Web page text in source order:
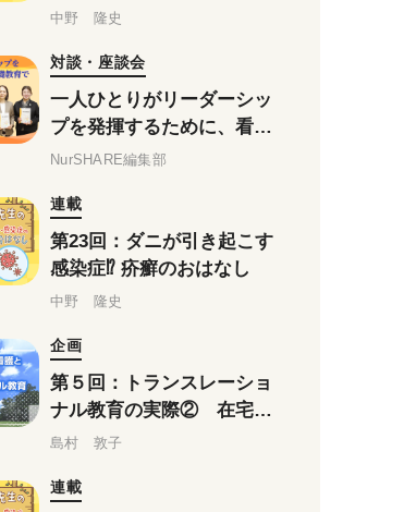
おはなし
中野 隆史
対談・座談会
一人ひとりがリーダーシッ
プを発揮するために、看護
基礎教育で教えたいこと
学』刊行記念座談会
NurSHARE編集部
連載
第23回：ダニが引き起こす
感染症⁉ 疥癬のおはなし
中野 隆史
企画
第５回：トランスレーショ
ナル教育の実際② 在宅看
護からのアプローチ
島村 敦子
連載